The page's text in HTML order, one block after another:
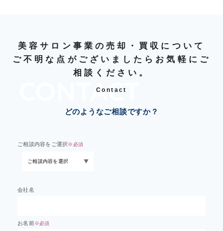
美容サロン事業の売却・買収について
ご不明な点がございましたらお気軽にご
相談ください。
Contact
どのようなご相談ですか？
ご相談内容をご選択※必須
会社名
お名前※必須